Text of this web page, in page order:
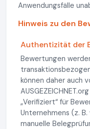
Anwendungsfälle
Hinweis zu den
Authentizität der
Bewertungen
können daher auch
„Verifiziert“ für
Unternehmens (z.
manuelle